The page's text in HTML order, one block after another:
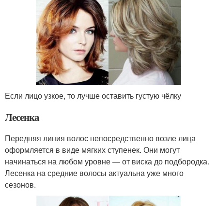
Если лицо узкое, то лучше оставить густую чёлку
Лесенка
Передняя линия волос непосредственно возле лица
оформляется в виде мягких ступенек. Они могут
начинаться на любом уровне — от виска до подбородка.
Лесенка на средние волосы актуальна уже много
сезонов.